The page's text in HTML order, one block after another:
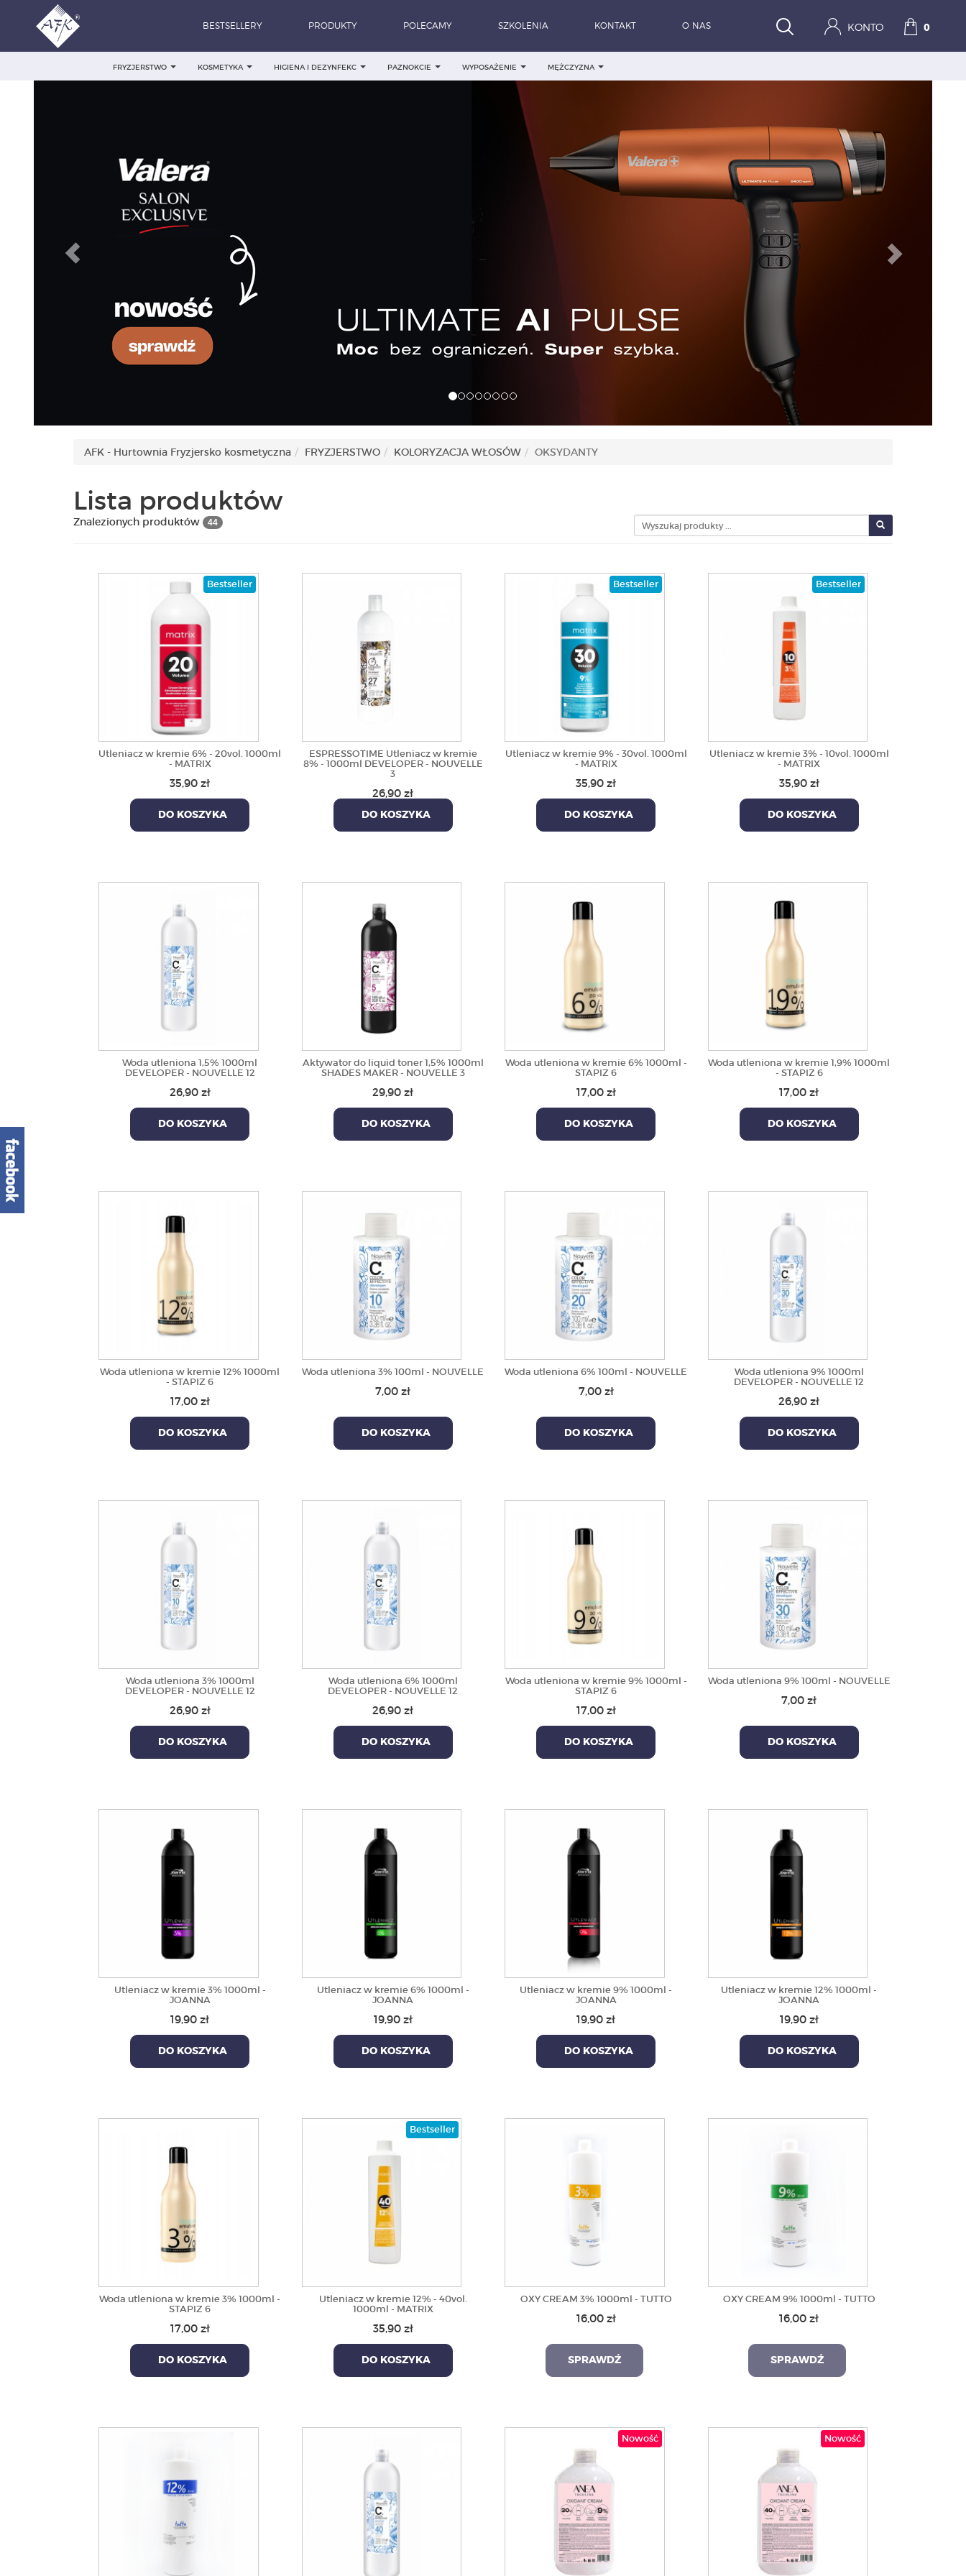
BESTSELLERY PRODUKTY POLECAMY SZKOLENIA KONTAKT O NAS KONTO 0
FRYZJERSTWO KOSMETYKA HIGIENA I DEZYNFEKC PAZNOKCIE WYPOSAŻENIE MĘŻCZYZNA
AFK - Hurtownia Fryzjersko kosmetyczna FRYZJERSTWO KOLORYZACJA WŁOSÓW OKSYDANTY
Lista produktów
Znalezionych produktów 44
Bestseller
Utleniacz w kremie 6% - 20vol. 1000ml
- MATRIX
35,90 zł
DO KOSZYKA
ESPRESSOTIME Utleniacz w kremie
8% - 1000ml DEVELOPER - NOUVELLE
3
26,90 zł
DO KOSZYKA
Bestseller
Utleniacz w kremie 9% - 30vol. 1000ml
- MATRIX
35,90 zł
DO KOSZYKA
Bestseller
Utleniacz w kremie 3% - 10vol. 1000ml
- MATRIX
35,90 zł
DO KOSZYKA
Woda utleniona 1,5% 1000ml
DEVELOPER - NOUVELLE 12
26,90 zł
DO KOSZYKA
Aktywator do liquid toner 1,5% 1000ml
SHADES MAKER - NOUVELLE 3
29,90 zł
DO KOSZYKA
Woda utleniona w kremie 6% 1000ml -
STAPIZ 6
17,00 zł
DO KOSZYKA
Woda utleniona w kremie 1,9% 1000ml
- STAPIZ 6
17,00 zł
DO KOSZYKA
Woda utleniona w kremie 12% 1000ml
- STAPIZ 6
17,00 zł
DO KOSZYKA
Woda utleniona 3% 100ml - NOUVELLE
7,00 zł
DO KOSZYKA
Woda utleniona 6% 100ml - NOUVELLE
7,00 zł
DO KOSZYKA
Woda utleniona 9% 1000ml
DEVELOPER - NOUVELLE 12
26,90 zł
DO KOSZYKA
Woda utleniona 3% 1000ml
DEVELOPER - NOUVELLE 12
26,90 zł
DO KOSZYKA
Woda utleniona 6% 1000ml
DEVELOPER - NOUVELLE 12
26,90 zł
DO KOSZYKA
Woda utleniona w kremie 9% 1000ml -
STAPIZ 6
17,00 zł
DO KOSZYKA
Woda utleniona 9% 100ml - NOUVELLE
7,00 zł
DO KOSZYKA
Utleniacz w kremie 3% 1000ml -
JOANNA
19,90 zł
DO KOSZYKA
Utleniacz w kremie 6% 1000ml -
JOANNA
19,90 zł
DO KOSZYKA
Utleniacz w kremie 9% 1000ml -
JOANNA
19,90 zł
DO KOSZYKA
Utleniacz w kremie 12% 1000ml -
JOANNA
19,90 zł
DO KOSZYKA
Woda utleniona w kremie 3% 1000ml -
STAPIZ 6
17,00 zł
DO KOSZYKA
Bestseller
Utleniacz w kremie 12% - 40vol.
1000ml - MATRIX
35,90 zł
DO KOSZYKA
OXY CREAM 3% 1000ml - TUTTO
16,00 zł
SPRAWDŹ
OXY CREAM 9% 1000ml - TUTTO
16,00 zł
SPRAWDŹ
Nowość Nowość